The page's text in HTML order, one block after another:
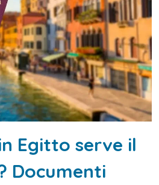
Egitto serve il
Documenti